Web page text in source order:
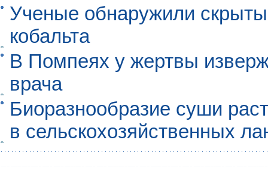
Ученые обнаружили
кобальта
В Помпеях у жертвы
врача
Биоразнообразие суши
в сельскохозяйственных